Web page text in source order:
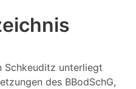
Schkeuditz unterliegt
des BBodSchG,